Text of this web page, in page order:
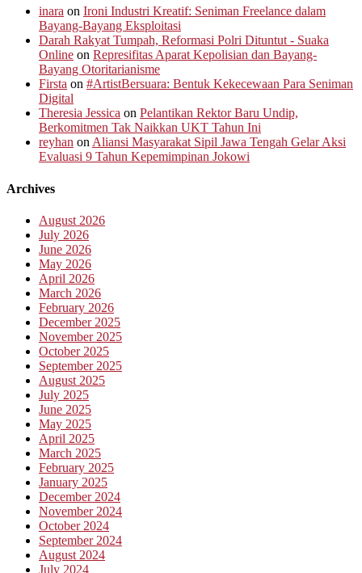
inara on Ironi Industri Kreatif: Seniman Freelance dalam
Bayang-Bayang Eksploitasi
Darah Rakyat Tumpah, Reformasi Polri Dituntut - Suaka
Online on Represifitas Aparat Kepolisian dan Bayang-
Bayang Otoritarianisme
Firsta on #ArtistBersuara: Bentuk Kekecewaan Para Seniman
Digital
Theresia Jessica on Pelantikan Rektor Baru Undip,
Berkomitmen Tak Naikkan UKT Tahun Ini
reyhan onAliansi Masyarakat Sipil Jawa Tengah Gelar Aksi
Evaluasi 9 Tahun Kepemimpinan Jokowi
Archives
August 2026
July 2026
June 2026
May 2026
April 2026
March 2026
February 2026
December 2025
November 2025
October 2025
September 2025
August 2025
July 2025
June 2025
May 2025
April 2025
March 2025
February 2025
January 2025
December 2024
November 2024
October 2024
September 2024
August 2024
July 2024